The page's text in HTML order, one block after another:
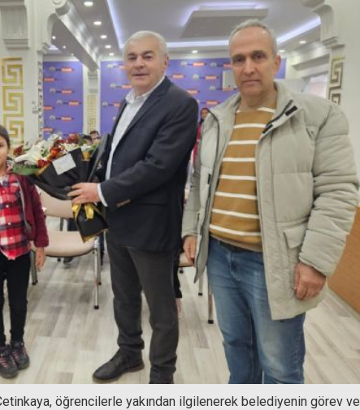
öğrencilerle yakından ilgilenerek belediyenin görev ve